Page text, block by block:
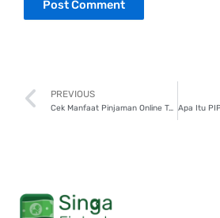
Prev
PREVIOUS
Cek Manfaat Pinjaman Online Terhadap Skor Kredit dan Tipsnya!